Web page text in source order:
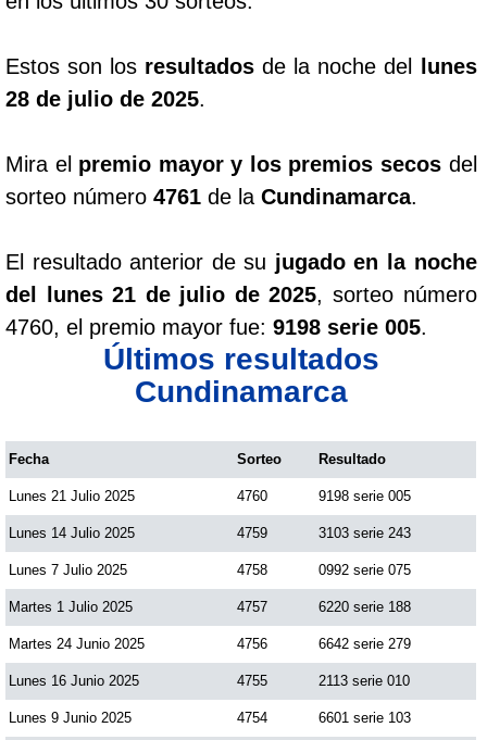
Estos son los resultados de la noche del
lunes
28 de julio de 2025.
Mira el premio mayor y los premios secosdel
sorteo número 4761 de la Cundinamarca.
El resultado anterior de su jugado en la noche
del lunes 21 de julio de 2025, sorteo número
4760, el premio mayor fue: 9198 serie 005.
Últimos resultados
Cundinamarca
Fecha Sorteo Resultado
Lunes 21 Julio 2025 4760 9198 serie 005
Lunes 14 Julio 2025 4759 3103 serie 243
Lunes 7 Julio 2025 4758 0992 serie 075
Martes 1 Julio 2025 4757 6220 serie 188
Martes 24 Junio 2025 4756 6642 serie 279
Lunes 16 Junio 2025 4755 2113 serie 010
Lunes 9 Junio 2025 4754 6601 serie 103